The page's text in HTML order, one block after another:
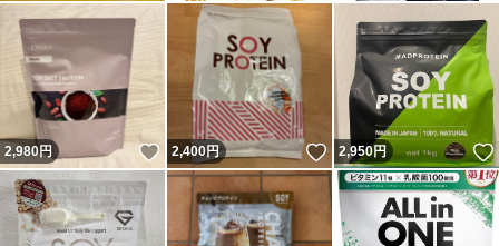
2,980円 いいね！
2,400円 いいね！
2,950円